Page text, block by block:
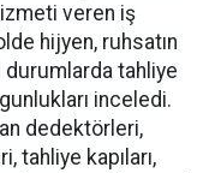
veren iş
hijyen, ruhsatın
durumlarda tahliye
inceledi.
dedektörleri,
tahliye kapıları,